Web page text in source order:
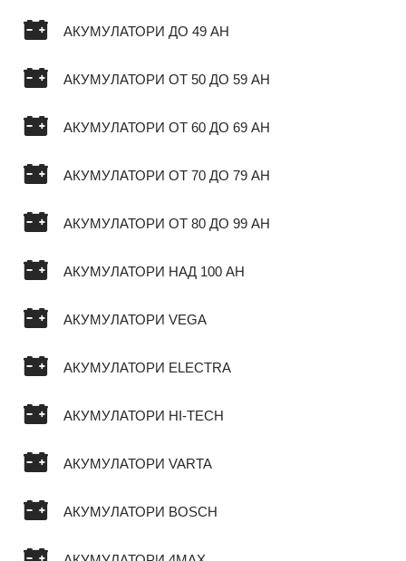
АКУМУЛАТОРИ ДО 49 AH
АКУМУЛАТОРИ ОТ 50 ДО 59 AH
АКУМУЛАТОРИ ОТ 60 ДО 69 AH
АКУМУЛАТОРИ ОТ 70 ДО 79 AH
АКУМУЛАТОРИ ОТ 80 ДО 99 AH
АКУМУЛАТОРИ НАД 100 AH
АКУМУЛАТОРИ VEGA
АКУМУЛАТОРИ ELECTRA
АКУМУЛАТОРИ HI-TECH
АКУМУЛАТОРИ VARTA
АКУМУЛАТОРИ BOSCH